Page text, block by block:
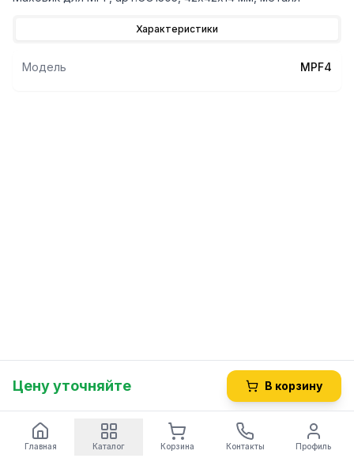
Характеристики
Модель MPF4
Цену уточняйте В корзину
Главная Каталог Корзина Контакты Профиль